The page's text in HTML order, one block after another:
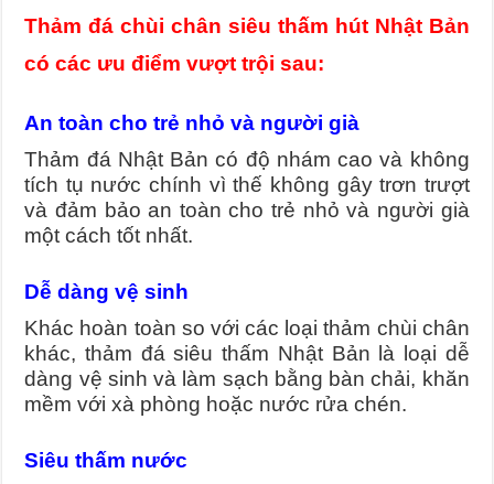
Thảm đá chùi chân siêu thấm hút Nhật Bản
có các ưu điểm vượt trội sau:
An toàn cho trẻ nhỏ và người già
Thảm đá Nhật Bản có độ nhám cao và không
tích tụ nước chính vì thế không gây trơn trượt
và đảm bảo an toàn cho trẻ nhỏ và người già
một cách tốt nhất.
Dễ dàng vệ sinh
Khác hoàn toàn so với các loại thảm chùi chân
khác, thảm đá siêu thấm Nhật Bản là loại dễ
dàng vệ sinh và làm sạch bằng bàn chải, khăn
mềm với xà phòng hoặc nước rửa chén.
Siêu thấm nước